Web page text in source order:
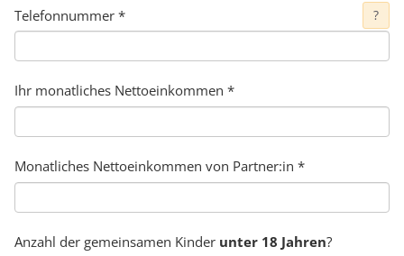
Telefonnummer * ?
Ihr monatliches Nettoeinkommen *
Monatliches Nettoeinkommen von Partner:in *
Anzahl der gemeinsamen Kinder unter 18 Jahren?